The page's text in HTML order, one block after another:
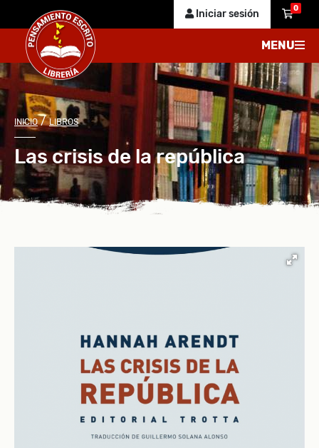
Iniciar sesión 0
MENU
INICIO/LIBROS
Las crisis de la república